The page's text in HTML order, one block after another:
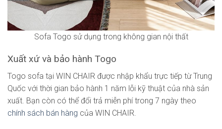
Sofa Togo sử dụng trong không gian nội thất
Xuất xứ và bảo hành Togo
Togo sofa tại WIN CHAIR được nhập khẩu trực tiếp từ Trung
Quốc với thời gian bảo hành 1 năm lỗi kỹ thuật của nhà sản
xuất. Bạn còn có thể đổi trả miễn phí trong 7 ngày theo
chính sách bán hàng của WIN CHAIR.